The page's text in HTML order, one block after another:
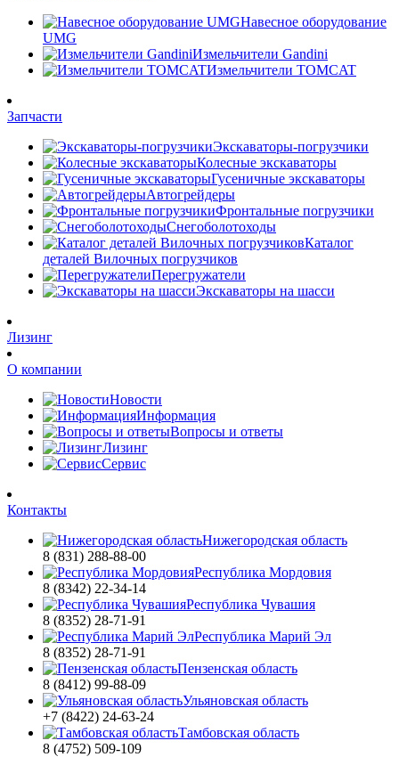
Навесное оборудование
UMG
Измельчители Gandini
Измельчители TOMCAT
Запчасти
Экскаваторы-погрузчики
Колесные экскаваторы
Гусеничные экскаваторы
Автогрейдеры
Фронтальные погрузчики
Снегоболотоходы
Каталог
деталей Вилочных погрузчиков
Перегружатели
Экскаваторы на шасси
Лизинг
О компании
Новости
Информация
Вопросы и ответы
Лизинг
Сервис
Контакты
Нижегородская область
8 (831) 288-88-00
Республика Мордовия
8 (8342) 22-34-14
Республика Чувашия
8 (8352) 28-71-91
Республика Марий Эл
8 (8352) 28-71-91
Пензенская область
8 (8412) 99-88-09
Ульяновская область
+7 (8422) 24-63-24
Тамбовская область
8 (4752) 509-109